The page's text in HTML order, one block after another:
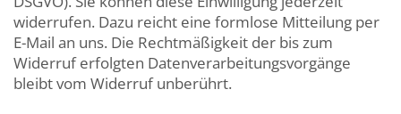
widerrufen. Dazu reicht eine formlose Mitteilung per
E-Mail an uns. Die Rechtmäßigkeit der bis zum
Widerruf erfolgten Datenverarbeitungsvorgänge
bleibt vom Widerruf unberührt.